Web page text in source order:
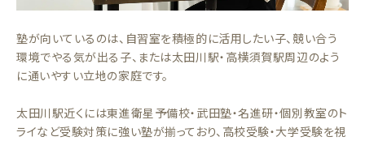
塾が向いているのは、自習室を積極的に活用したい子、競い合う
環境でやる気が出る子、または太田川駅・高横須賀駅周辺のよう
に通いやすい立地の家庭です。
太田川駅近くには東進衛星予備校・武田塾・名進研・個別教室のト
ライなど受験対策に強い塾が揃っており、高校受験・大学受験を視